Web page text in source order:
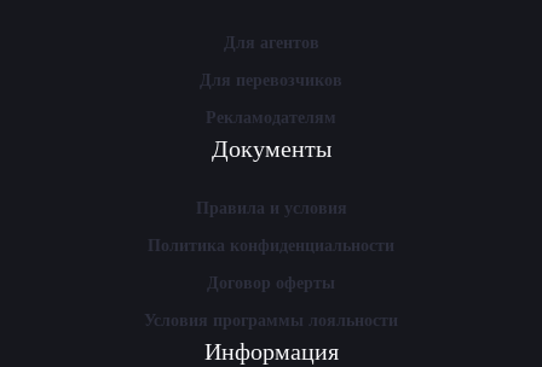
Для агентов
Для перевозчиков
Рекламодателям
Документы
Правила и условия
Политика конфиденциальности
Договор оферты
Условия программы лояльности
Информация